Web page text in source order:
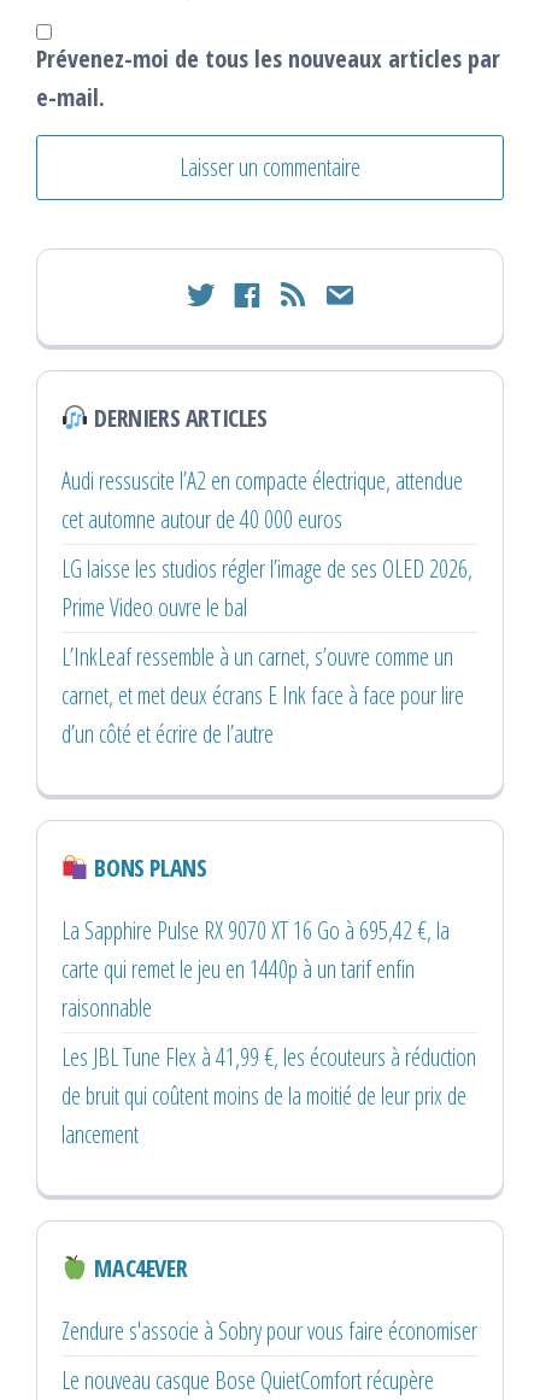
Prévenez-moi de tous les nouveaux articles par
e-mail.
twitter facebook
rss email
DERNIERS ARTICLES
Audi ressuscite l’A2 en compacte électrique, attendue
cet automne autour de 40 000 euros
LG laisse les studios régler l’image de ses OLED 2026,
Prime Video ouvre le bal
L’InkLeaf ressemble à un carnet, s’ouvre comme un
carnet, et met deux écrans E Ink face à face pour lire
d’un côté et écrire de l’autre
BONS PLANS
La Sapphire Pulse RX 9070 XT 16 Go à 695,42 €, la
carte qui remet le jeu en 1440p à un tarif enfin
raisonnable
Les JBL Tune Flex à 41,99 €, les écouteurs à réduction
de bruit qui coûtent moins de la moitié de leur prix de
lancement
MAC4EVER
Zendure s'associe à Sobry pour vous faire économiser
Le nouveau casque Bose QuietComfort récupère